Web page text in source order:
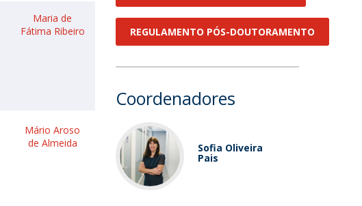
Maria de
Fátima Ribeiro
Mário Aroso
de Almeida
REGULAMENTO PÓS-DOUTORAMENTO
Coordenadores
Sofia Oliveira
Pais